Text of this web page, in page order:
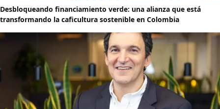
Desbloqueando financiamiento verde: una alianza que está
transformando la caficultura sostenible en Colombia